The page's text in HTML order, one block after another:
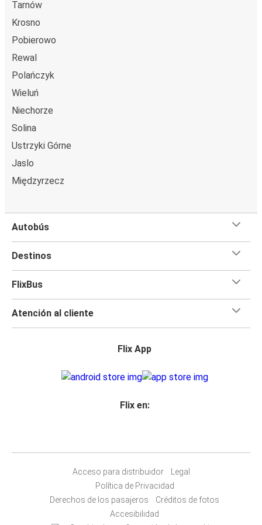
Tarnów
Krosno
Pobierowo
Rewal
Polańczyk
Wieluń
Niechorze
Solina
Ustrzyki Górne
Jaslo
Międzyrzecz
Autobús
Destinos
FlixBus
Atención al cliente
Flix App
Flix en:
Acceso para distribuidor
Legal
Política de Privacidad
Derechos de los pasajeros
Créditos de fotos
Accesibilidad